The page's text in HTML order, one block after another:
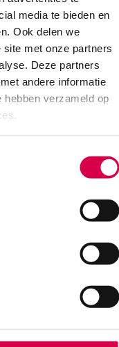
media te bieden en
Ook delen we
met onze partners
Deze partners
andere informatie
verzameld op
192.39
209.71incl. BTW
transparant